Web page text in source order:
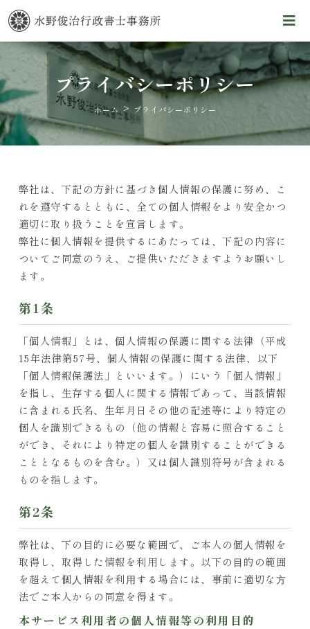
プライバシーポリシー
ホーム > プライバシーポリシー
弊社は、下記の方針に基づき個人情報の保護に努め、こ
れを遵守するとともに、全ての個人情報をより安全かつ
適切に取り扱うことを宣言します。
弊社に個人情報を提供するにあたっては、下記の内容に
ついてご同意のうえ、ご提供いただきますようお願いし
ます。
第1条
「個人情報」とは、個人情報の保護に関する法律（平成
15年法律第57号、個人情報の保護に関する法律、以下
「個人情報保護法」といいます。）にいう「個人情報」
を指し、生存する個人に関する情報であって、当該情報
に含まれる氏名、生年月日その他の記述等により特定の
個人を識別できるもの（他の情報と容易に照合すること
ができ、それにより特定の個人を識別することができる
こととなるものを含む。）又は個人識別符号が含まれる
ものを指します。
第2条
弊社は、下の目的に必要な範囲で、ご本人の個⼈情報を
取得し、取得した情報を利用します。以下の⽬的の範囲
を超えて個⼈情報を利⽤する場合には、事前に適切な⽅
法でご本人からの同意を得ます。
本サービス利用者の個人情報等の利用目的